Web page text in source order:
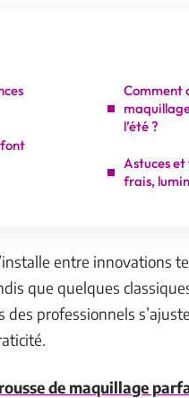
Comment
l’été ?
Astuces
frais,
entre innovations
que quelques
professionnels
de maquillage